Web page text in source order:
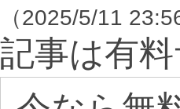
（2025/5/11 23:56
記事は有